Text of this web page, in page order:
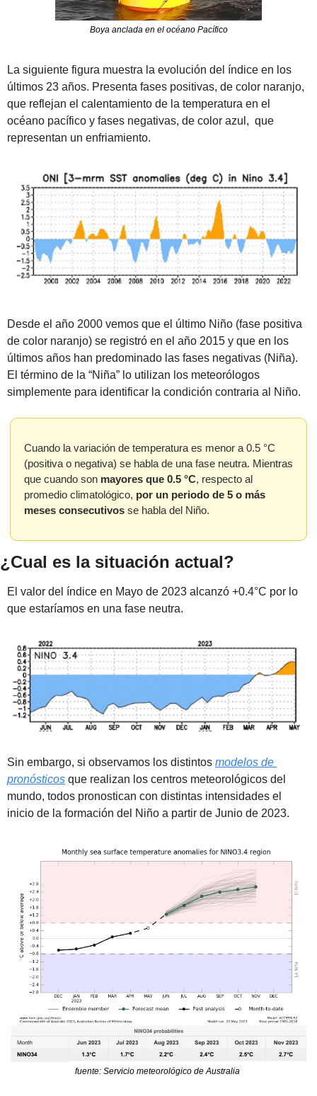
Boya anclada en el océano Pacífico
La siguiente figura muestra la evolución del índice en los
últimos 23 años. Presenta fases positivas, de color naranjo,
que reflejan el calentamiento de la temperatura en el
océano pacífico y fases negativas, de color azul,  que
representan un enfriamiento.
Desde el año 2000 vemos que el último Niño (fase positiva
de color naranjo) se registró en el año 2015 y que en los
últimos años han predominado las fases negativas (Niña).
El término de la “Niña” lo utilizan los meteorólogos
simplemente para identificar la condición contraria al Niño.
Cuando la variación de temperatura es menor a 0.5 °C
(positiva o negativa) se habla de una fase neutra. Mientras
que cuando son mayores que 0.5 °C, respecto al
promedio climatológico, por un periodo de 5 o más
meses consecutivos se habla del Niño.
¿Cual es la situación actual?
El valor del índice en Mayo de 2023 alcanzó +0.4°C por lo
que estaríamos en una fase neutra.
Sin embargo, si observamos los distintos modelos de
pronósticos que realizan los centros meteorológicos del
mundo, todos pronostican con distintas intensidades el
inicio de la formación del Niño a partir de Junio de 2023.
fuente: Servicio meteorológico de Australia